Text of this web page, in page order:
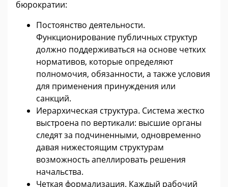
бюрократии:
Постоянство деятельности.
Функционирование публичных структур
должно поддерживаться на основе четких
нормативов, которые определяют
полномочия, обязанности, а также условия
для применения принуждения или
санкций.
Иерархическая структура. Система жестко
выстроена по вертикали: высшие органы
следят за подчиненными, одновременно
давая нижестоящим структурам
возможность апеллировать решения
начальства.
Четкая формализация. Каждый рабочий